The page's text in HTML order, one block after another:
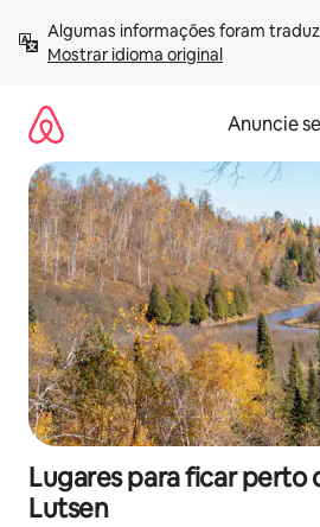
para
Mostrar idioma original
Anuncie
Lugares para ficar perto
Lutsen